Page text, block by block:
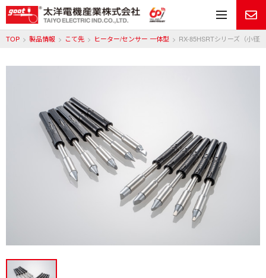
メ
TOP 製品情報 こて先 ヒーター/センサー 一体型 RX-85HSRTシリーズ（小径）